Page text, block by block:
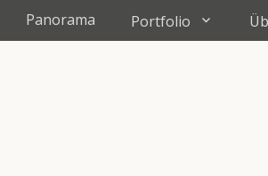
Panorama Portfolio